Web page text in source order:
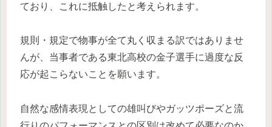
ており、これに抵触したと考えられます。
規則・規定で物事が全て丸く収まる訳ではありませ
んが、当事者である東北高校の金子選手に過度な反
応が起こらないことを願います。
自然な感情表現としての雄叫びやガッツポーズと流